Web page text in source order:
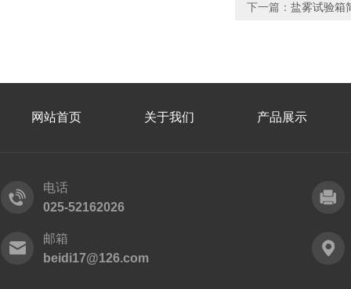
下一篇： 盐雾试验箱
网站首页 关于我们 产品展示
电话
025-52162026
邮箱
beidi17@126.com